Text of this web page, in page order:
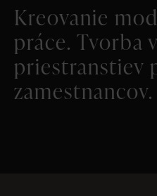
Kreovanie
práce. Tvorba
priestranstiev
zamestnancov.